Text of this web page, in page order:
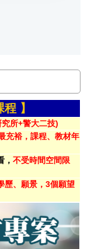
】
所+警大二技)
充裕，課程、教材年
， 不受時間空間限
歷、願景，3個願望